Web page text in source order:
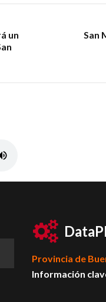
un
San
Provincia de
Información